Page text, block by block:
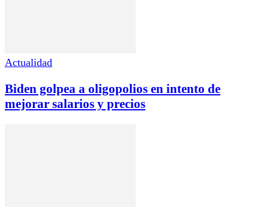
Actualidad
Biden golpea a oligopolios en intento de
mejorar salarios y precios